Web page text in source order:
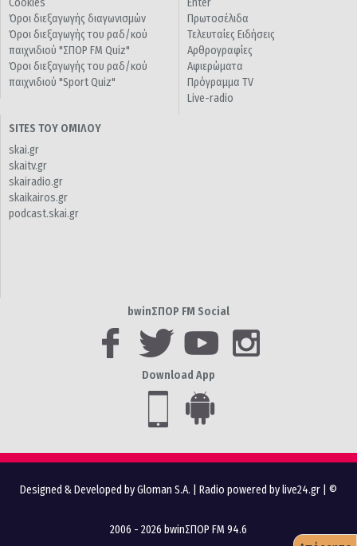
Cookies
Όροι διεξαγωγής διαγωνισμών
Όροι διεξαγωγής του ραδ/κού
παιχνιδιού "ΣΠΟΡ FM Quiz"
Όροι διεξαγωγής του ραδ/κού
παιχνιδιού "Sport Quiz"
Enter
Πρωτοσέλιδα
Τελευταίες Ειδήσεις
Αρθρογραφίες
Αφιερώματα
Πρόγραμμα TV
Live-radio
SITES ΤΟΥ ΟΜΙΛΟΥ
skai.gr
skaitv.gr
skairadio.gr
skaikairos.gr
podcast.skai.gr
bwinΣΠΟΡ FM Social
Download App
Designed & Developed by Gloman S.A. Radio powered by live24.gr | ©
2006 - 2026 bwinΣΠΟΡ FM 94.6